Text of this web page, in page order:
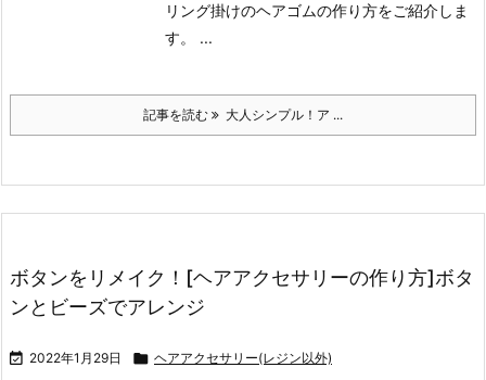
リング掛けのヘアゴムの作り方をご紹介しま
す。 ...
記事を読む 大人シンプル！ア ...
ボタンをリメイク！[ヘアアクセサリーの作り方]ボタ
ンとビーズでアレンジ
 2022年1月29日  ヘアアクセサリー(レジン以外)